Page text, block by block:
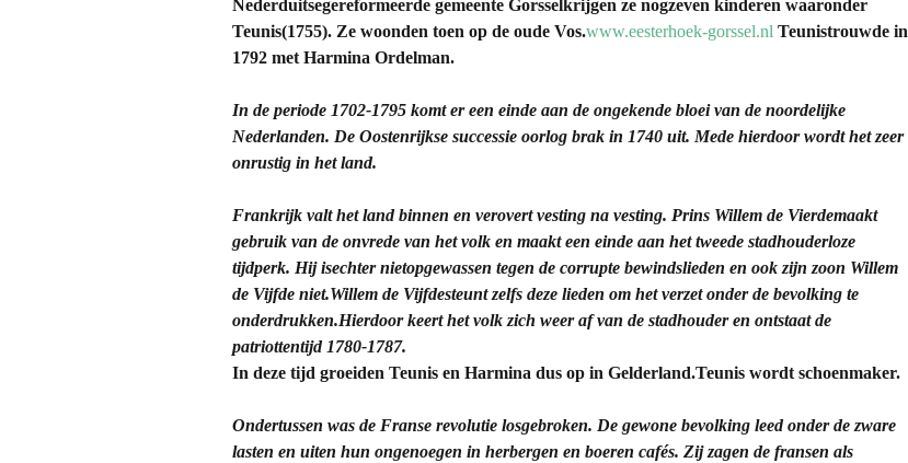
Nederduitsegereformeerde gemeente Gorsselkrijgen ze nogzeven kinderen waaronder
Teunis(1755). Ze woonden toen op de oude Vos.www.eesterhoek-gorssel.nl Teunistrouwde in
1792 met Harmina Ordelman.
In de periode 1702-1795 komt er een einde aan de ongekende bloei van de noordelijke
Nederlanden. De Oostenrijkse successie oorlog brak in 1740 uit. Mede hierdoor wordt het zeer
onrustig in het land.
Frankrijk valt het land binnen en verovert vesting na vesting. Prins Willem de Vierdemaakt
gebruik van de onvrede van het volk en maakt een einde aan het tweede stadhouderloze
tijdperk. Hij isechter nietopgewassen tegen de corrupte bewindslieden en ook zijn zoon Willem
de Vijfde niet.Willem de Vijfdesteunt zelfs deze lieden om het verzet onder de bevolking te
onderdrukken.Hierdoor keert het volk zich weer af van de stadhouder en ontstaat de
patriottentijd 1780-1787.
In deze tijd groeiden Teunis en Harmina dus op in Gelderland.Teunis wordt schoenmaker.
Ondertussen was de Franse revolutie losgebroken. De gewone bevolking leed onder de zware
lasten en uiten hun ongenoegen in herbergen en boeren cafés. Zij zagen de fransen als